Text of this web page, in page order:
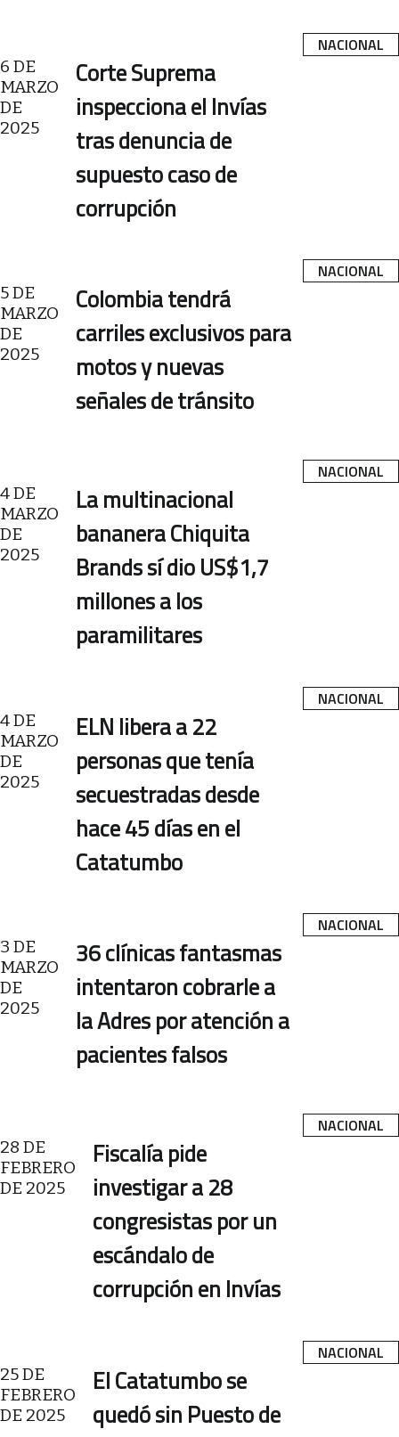
NACIONAL
NACIONAL
6 DE
MARZO
DE
2025
Corte Suprema
inspecciona el Invías
tras denuncia de
supuesto caso de
corrupción
NACIONAL
5 DE
MARZO
DE
2025
Colombia tendrá
carriles exclusivos para
motos y nuevas
señales de tránsito
NACIONAL
4 DE
MARZO
DE
2025
La multinacional
bananera Chiquita
Brands sí dio US$1,7
millones a los
paramilitares
NACIONAL
4 DE
MARZO
DE
2025
ELN libera a 22
personas que tenía
secuestradas desde
hace 45 días en el
Catatumbo
NACIONAL
3 DE
MARZO
DE
2025
36 clínicas fantasmas
intentaron cobrarle a
la Adres por atención a
pacientes falsos
NACIONAL
28 DE
FEBRERO
DE 2025
Fiscalía pide
investigar a 28
congresistas por un
escándalo de
corrupción en Invías
25 DE
FEBRERO
DE 2025
El Catatumbo se
quedó sin Puesto de